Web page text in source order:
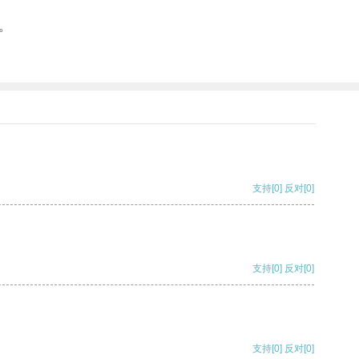
支持[0] 反对[0]
支持[0] 反对[0]
支持[0] 反对[0]